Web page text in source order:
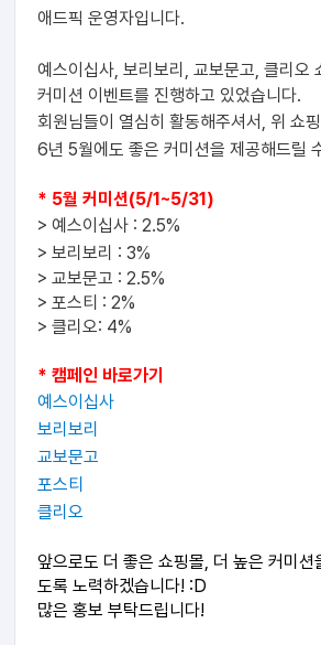
애드픽 운영자입니다.
예스이십사, 보리보리, 교보문고, 클리오
커미션 이벤트를 진행하고 있었습니다.
회원님들이 열심히 활동해주셔서, 위 쇼
6년 5월에도 좋은 커미션을 제공해드릴
* 5월 커미션(5/1~5/31)
> 예스이십사 : 2.5%
> 보리보리 : 3%
> 교보문고 :2.5%
> 포스티 : 2%
> 클리오: 4%
* 캠페인 바로가기
예스이십사
보리보리
교보문고
포스티
클리오
앞으로도 더 좋은 쇼핑몰, 더 높은 커미션
도록 노력하겠습니다! :D
많은 홍보 부탁드립니다!